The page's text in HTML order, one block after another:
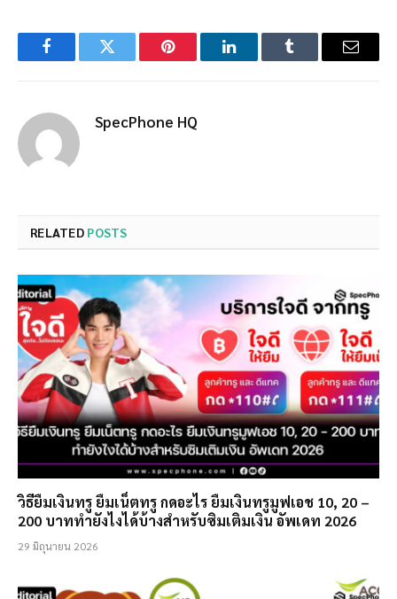
FacebookTwitter Pinterest LinkedInTumblr Email
SpecPhone HQ
RELATED POSTS
วิธียืมเงินทรู ยืมเน็ตทรู กดอะไร ยืมเงินทรูมูฟเอช 10, 20 –
200 บาททำยังไงได้บ้างสำหรับซิมเติมเงิน อัพเดท 2026
29 มิถุนายน 2026